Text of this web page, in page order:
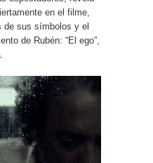
en el filme,
de sus símbolos y el
de Rubén: “El ego”,